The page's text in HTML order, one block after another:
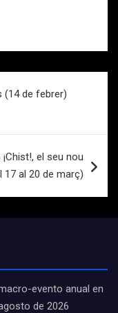
(14 de febrer)
el seu nou
al 20 de març)
evento anual en
de 2026